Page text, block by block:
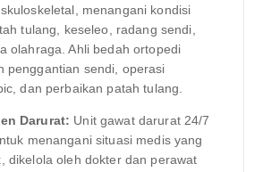
menangani kondisi
tulang, keseleo, radang sendi,
olahraga. Ahli bedah ortopedi
penggantian sendi, operasi
dan perbaikan patah tulang.
Darurat: Unit gawat darurat 24/7
menangani situasi medis yang
dikelola oleh dokter dan perawat